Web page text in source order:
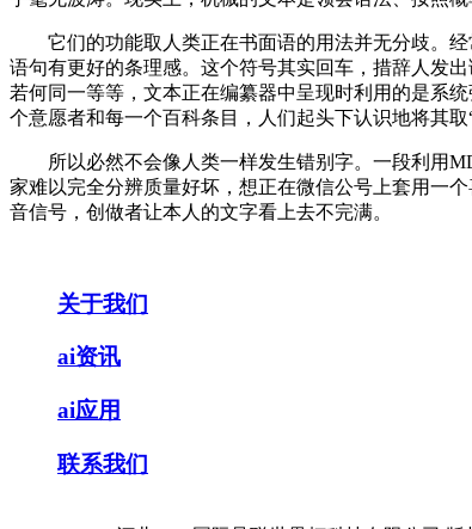
它们的功能取人类正在书面语的用法并无分歧。经
语句有更好的条理感。这个符号其实回车，措辞人发
若何同一等等，文本正在编纂器中呈现时利用的是系
个意愿者和每一个百科条目，人们起头下认识地将其取
所以必然不会像人类一样发生错别字。一段利用
家难以完全分辨质量好坏，想正在微信公号上套用一
音信号，创做者让本人的文字看上去不完满。
关于我们
ai资讯
ai应用
联系我们